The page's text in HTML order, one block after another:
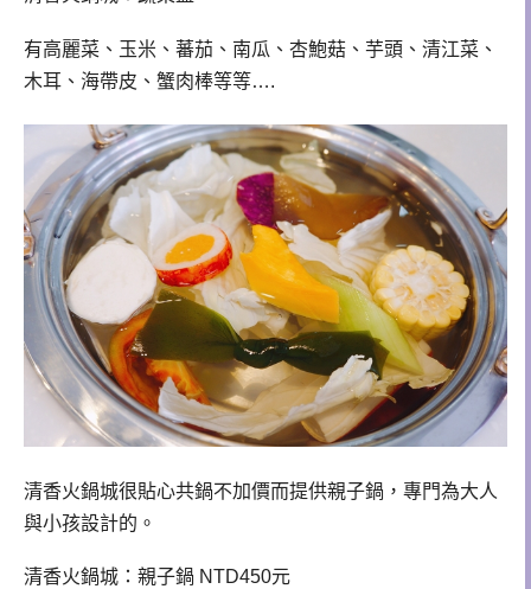
有高麗菜、玉米、蕃茄、南瓜、杏鮑菇、芋頭、清江菜、
木耳、海帶皮、蟹肉棒等等….
清香火鍋城很貼心共鍋不加價而提供親子鍋，專門為大人
與小孩設計的。
清香火鍋城：親子鍋 NTD450元